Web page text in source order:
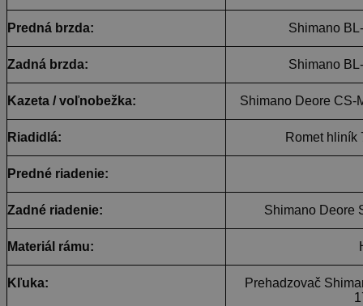
Predná brzda: Shimano
Zadná brzda: Shimano
Kazeta / voľnobežka: Shimano Deore CS-
Riadidlá: Romet hliník
Predné riadenie:
Zadné riadenie: Shimano Deore
Materiál rámu:
Kľuka:
Prehadzovač